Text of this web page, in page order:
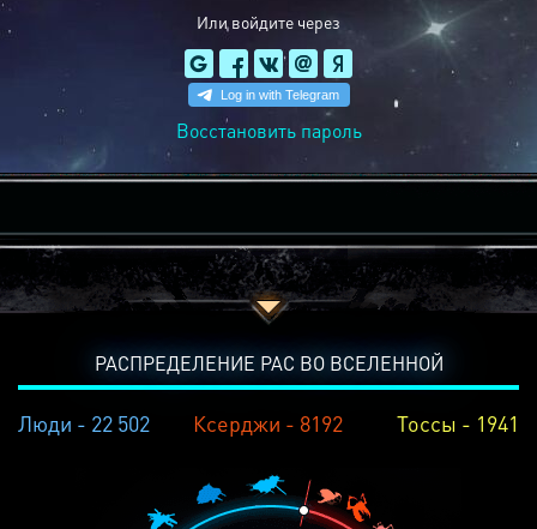
Или войдите через
Восстановить пароль
РАСПРЕДЕЛЕНИЕ РАС ВО ВСЕЛЕННОЙ
Люди - 22 502 Ксерджи - 8192 Тоссы - 1941